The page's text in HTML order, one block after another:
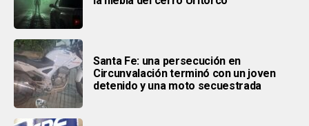
Santa Fe: una persecución en
Circunvalación terminó con un joven
detenido y una moto secuestrada